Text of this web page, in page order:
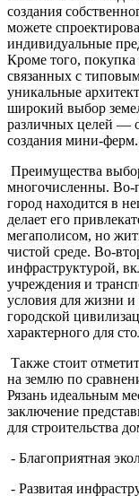
создания
можете
индивидуальные
Кроме того, покупка
связанных с
уникальные
широкий выбор
различных целей —
создания мини-ферм.
Преимущества
многочисленны. Во-
город находится в
делает его
мегаполисом, но
чистой среде. Во-
инфраструктурой,
учреждения и
условия для жизни и
городской
характерного для
Также стоит
на землю по
Рязань идеальным
заключение
для строительства
- Благоприятная
- Развитая